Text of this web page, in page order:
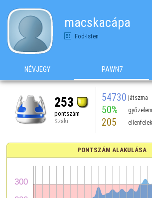
macskacápa
Fod-Isten
NÉVJEGY PAWN7
253
pontszám
Szaki
54730 játszma
50% győzelem
205
PONTSZÁM ALAKULÁSA